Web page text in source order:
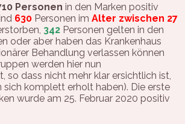
Personen in den Marken positiv
630 Personen im Alter zwischen 27
342 Personen gelten in den
oder aber haben das Krankenhaus
Behandlung verlassen können
werden hier nun
so dass nicht mehr klar ersichtlich ist,
sich komplett erholt haben). Die erste
wurde am 25. Februar 2020 positiv